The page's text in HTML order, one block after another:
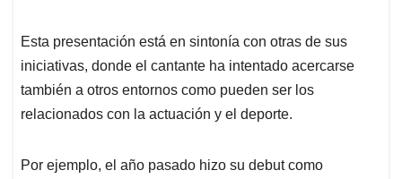
Esta presentación está en sintonía con otras de sus
iniciativas, donde el cantante ha intentado acercarse
también a otros entornos como pueden ser los
relacionados con la actuación y el deporte.
Por ejemplo, el año pasado hizo su debut como